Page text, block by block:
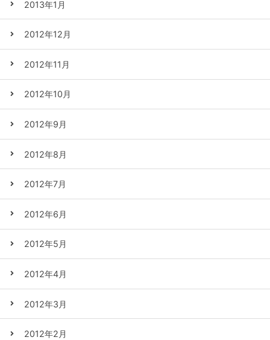
2013年1月
2012年12月
2012年11月
2012年10月
2012年9月
2012年8月
2012年7月
2012年6月
2012年5月
2012年4月
2012年3月
2012年2月